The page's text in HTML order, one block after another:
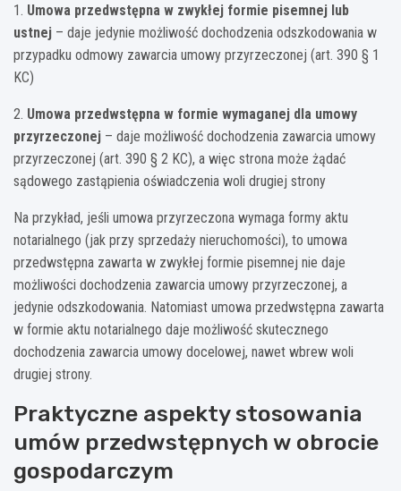
1. Umowa przedwstępna w zwykłej formie pisemnej lub
ustnej – daje jedynie możliwość dochodzenia odszkodowania w
przypadku odmowy zawarcia umowy przyrzeczonej (art. 390 § 1
KC)
2. Umowa przedwstępna w formie wymaganej dla umowy
przyrzeczonej – daje możliwość dochodzenia zawarcia umowy
przyrzeczonej (art. 390 § 2 KC), a więc strona może żądać
sądowego zastąpienia oświadczenia woli drugiej strony
Na przykład, jeśli umowa przyrzeczona wymaga formy aktu
notarialnego (jak przy sprzedaży nieruchomości), to umowa
przedwstępna zawarta w zwykłej formie pisemnej nie daje
możliwości dochodzenia zawarcia umowy przyrzeczonej, a
jedynie odszkodowania. Natomiast umowa przedwstępna zawarta
w formie aktu notarialnego daje możliwość skutecznego
dochodzenia zawarcia umowy docelowej, nawet wbrew woli
drugiej strony.
Praktyczne aspekty stosowania
umów przedwstępnych w obrocie
gospodarczym